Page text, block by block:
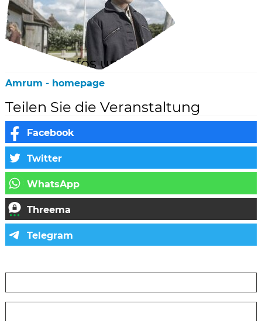
weitere Infos unter:
Amrum - homepage
Teilen Sie die Veranstaltung